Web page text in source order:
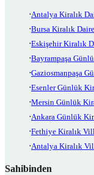
Antalya Kiralık
Bursa Kiralık Daire
Eskişehir Kiralık
Bayrampaşa
Gaziosmanpaşa
Esenler Günlük
Mersin Günlük
Ankara Günlük
Fethiye Kiralık
Antalya Kiralık
Sahibinden